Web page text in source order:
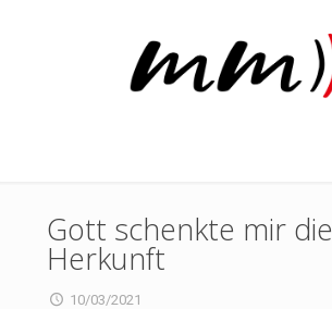
Gott schenkte mir die
Herkunft
10/03/2021